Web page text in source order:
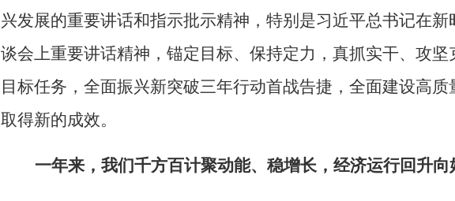
兴发展的重要讲话和指示批示精神，特别是习近平总书记在
谈会上重要讲话精神，锚定目标、保持定力，真抓实干、攻
目标任务，全面振兴新突破三年行动首战告捷，全面建设高质
取得新的成效。
一年来，我们千方百计聚动能、稳增长，经济运行回升向